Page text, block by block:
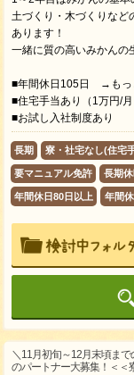
土づくり・木づくりなど
あります！
一緒に質の高いみかんの
■年間休日105日 →もっ
■住宅手当あり（1万円/
■お試し入社制度あり
長期 寮・社宅なし(住宅
要マニュアル免許 長期
年間休日80日以上 年間
＼11月初旬～12月末頃ま
のパートナー大募集！＜＜